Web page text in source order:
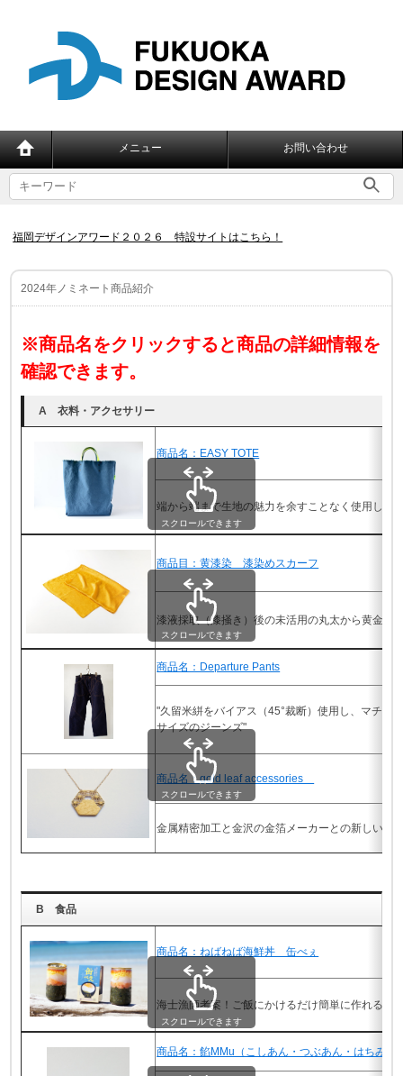
メニュー お問い合わせ
福岡デザインアワード２０２６ 特設サイトはこちら！
2024年ノミネート商品紹介
※商品名をクリックすると商品の詳細情報を
確認できます。
A 衣料・アクセサリー
商品名：EASY TOTE
端から端まで生地の魅力を余すことなく使用した
スクロールできます
商品目：黄漆染 漆染めスカーフ
漆液採取（漆掻き）後の未活用の丸太から黄金色
スクロールできます
商品名：Departure Pants
"久留米絣をバイアス（45°裁断）使用し、マチを
サイズのジーンズ"
商品名：gold leaf accessories
金属精密加工と金沢の金箔メーカーとの新しい和
スクロールできます
B 食品
商品名：ねばねば海鮮丼 缶べぇ
海士漁師考案！ご飯にかけるだけ簡単に作れる
スクロールできます
商品名：餡MMu（こしあん・つぶあん・はちみつ